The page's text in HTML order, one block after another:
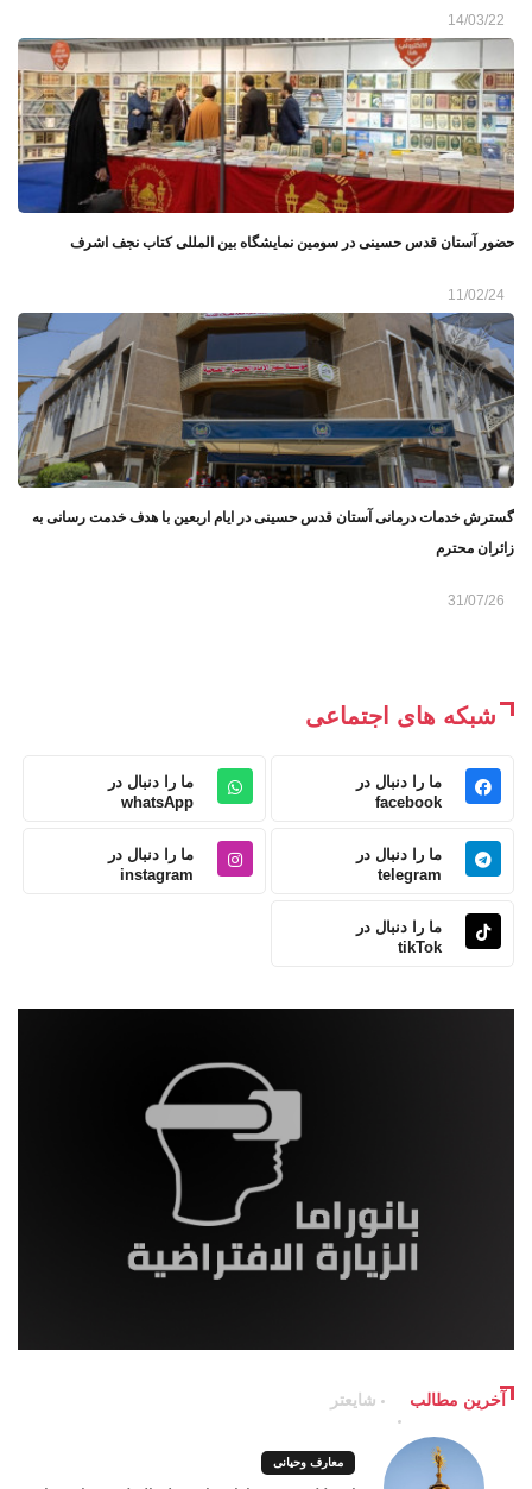
14/03/22
حضور آستان قدس حسینی در سومین نمایشگاه بین المللی کتاب نجف اشرف
11/02/24
گسترش خدمات درمانی آستان قدس حسینی در ایام اربعین با هدف خدمت رسانی به
زائران محترم
31/07/26
شبکه های اجتماعی
ما را دنبال در
facebook
ما را دنبال در
whatsApp
ما را دنبال در
telegram
ما را دنبال در
instagram
ما را دنبال در
tikTok
آخرین مطالب شایعتر
معارف وحیانی